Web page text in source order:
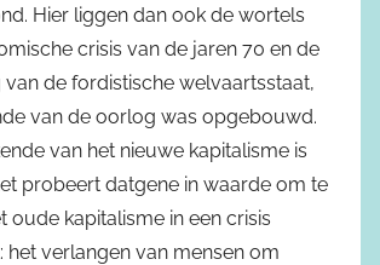
Hier liggen dan ook de wortels
crisis van de jaren 70 en de
van de fordistische welvaartsstaat,
van de oorlog was opgebouwd.
van het nieuwe kapitalisme is
probeert datgene in waarde om te
oude kapitalisme in een crisis
het verlangen van mensen om